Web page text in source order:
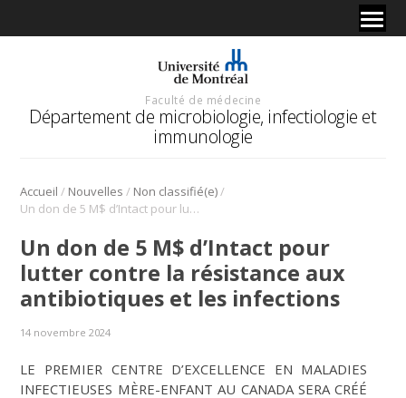
Faculté de médecine
Département de microbiologie, infectiologie et
immunologie
Accueil / Nouvelles / Non classifié(e)/
Un don de 5 M$ d’Intact pour lutter contre la résistance aux antibiotiques et les infections
Un don de 5 M$ d’Intact pour
lutter contre la résistance aux
antibiotiques et les infections
14 novembre 2024
LE PREMIER CENTRE D’EXCELLENCE EN MALADIES
INFECTIEUSES MÈRE-ENFANT AU CANADA SERA CRÉÉ